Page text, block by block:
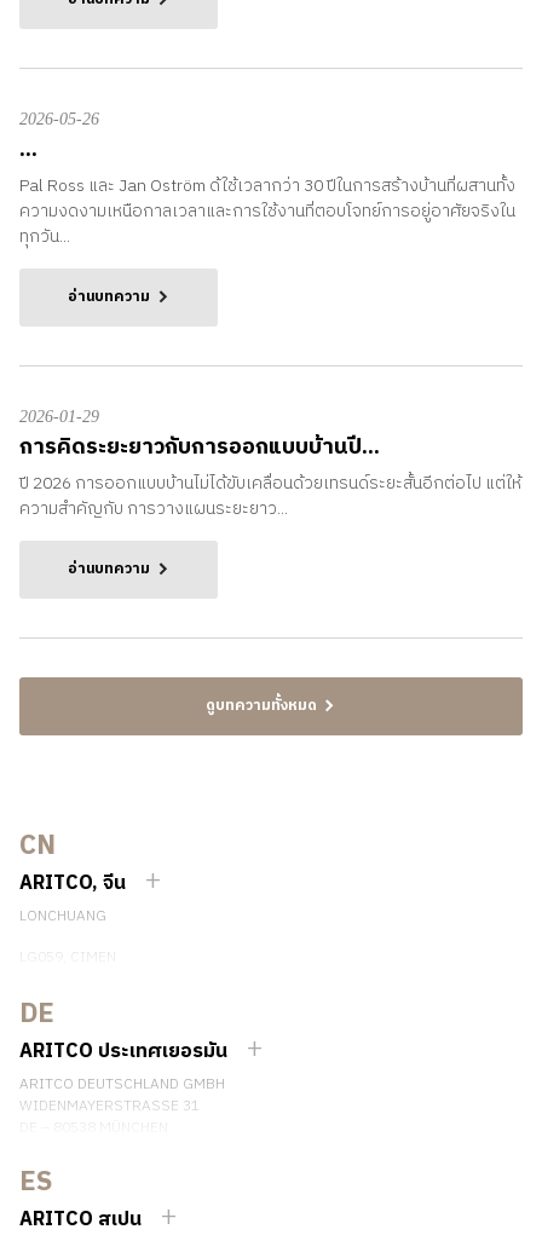
2026-05-26
...
Pal Ross และ Jan Oström ด้ใช้เวลากว่า 30 ปีในการสร้างบ้านที่ผสานทั้ง
ความงดงามเหนือกาลเวลาและการใช้งานที่ตอบโจทย์การอยู่อาศัยจริงใน
ทุกวัน...
อ่านบทความ
2026-01-29
การคิดระยะยาวกับการออกแบบบ้านปี...
ปี 2026 การออกแบบบ้านไม่ได้ขับเคลื่อนด้วยเทรนด์ระยะสั้นอีกต่อไป แต่ให้
ความสำคัญกับ การวางแผนระยะยาว...
อ่านบทความ
ดูบทความทั้งหมด
CN
ARITCO, จีน
LONCHUANG
LG059, CIMEN
SHANGHAI, CHINA
EMAIL:INFO.CHINA@ARITCO.COM
เบอร์โทรศัพท์: +86 400 6233 121
ติดต่อเรา
DE
ARITCO ประเทศเยอรมัน
ARITCO DEUTSCHLAND GMBH
WIDENMAYERSTRASSE 31
เบอร์โทรศัพท์: +49 7123 9597272
ติดต่อเรา
ES
ARITCO สเปน